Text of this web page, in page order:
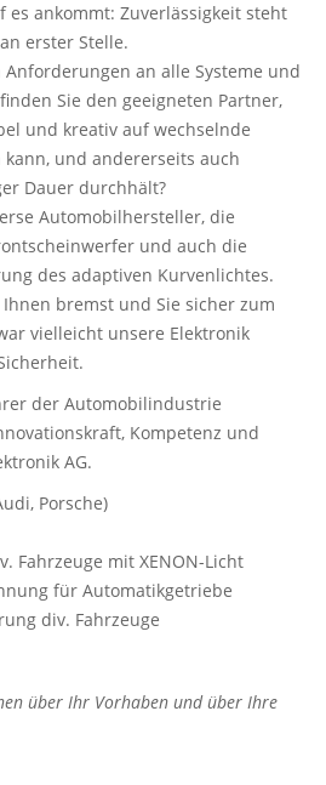
es ankommt: Zuverlässigkeit steht
erster Stelle.
an alle Systeme und
Sie den geeigneten Partner,
und kreativ auf wechselnde
und andererseits auch
Dauer durchhält?
Automobilhersteller, die
und auch die
des adaptiven Kurvenlichtes.
bremst und Sie sicher zum
vielleicht unsere Elektronik
der Automobilindustrie
Kompetenz und
AG.
Porsche)
Fahrzeuge mit XENON-Licht
für Automatikgetriebe
div. Fahrzeuge
über Ihr Vorhaben und über Ihre